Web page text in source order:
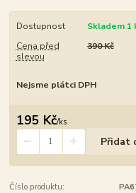
Dostupnost
Skladem 1
Cena před
slevou
390 Kč
Nejsme plátci DPH
195 Kč/ks
Přidat
Číslo produktu: